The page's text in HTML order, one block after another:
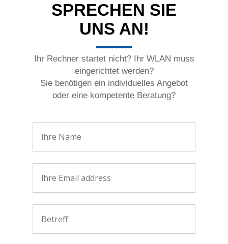
SPRECHEN SIE
UNS AN!
Ihr Rechner startet nicht? Ihr WLAN muss
eingerichtet werden?
Sie benötigen ein individuelles Angebot
oder eine kompetente Beratung?